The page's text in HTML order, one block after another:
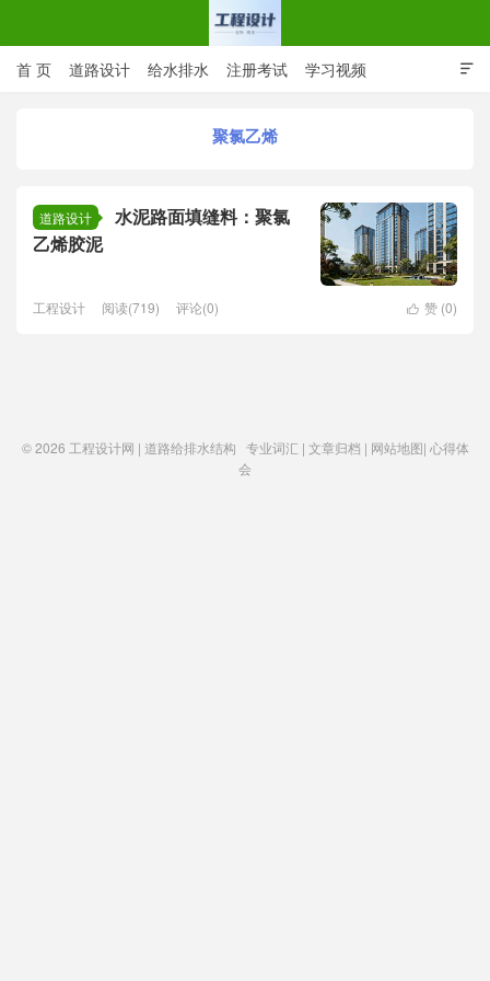

首 页 道路设计 给水排水 注册考试 学习视频
聚氯乙烯
道路设计
水泥路面填缝料：聚氯
乙烯胶泥
 赞 (0)
工程设计 阅读(719) 评论(0)
© 2026 工程设计网 | 道路给排水结构 专业词汇 | 文章归档 | 网站地图| 心得体
会